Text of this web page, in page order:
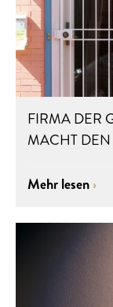
FIRMA DER
MACHT
Mehr lesen